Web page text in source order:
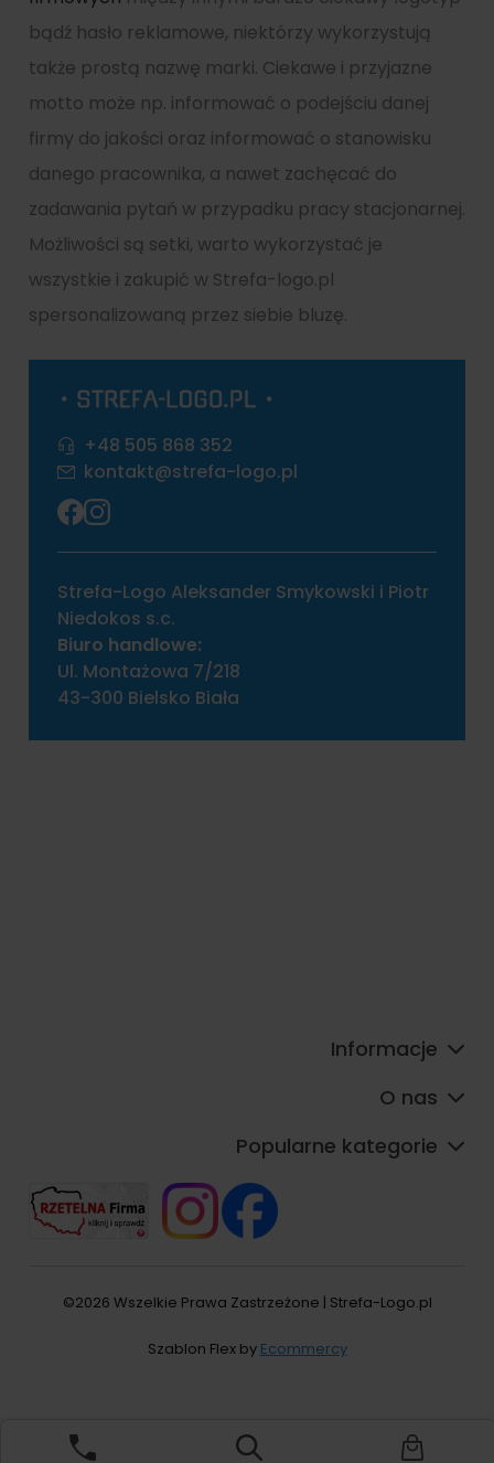
bądź hasło reklamowe, niektórzy wykorzystują
także prostą nazwę marki. Ciekawe i przyjazne
motto może np. informować o podejściu danej
firmy do jakości oraz informować o stanowisku
danego pracownika, a nawet zachęcać do
zadawania pytań w przypadku pracy stacjonarnej.
Możliwości są setki, warto wykorzystać je
wszystkie i zakupić w Strefa-logo.pl
spersonalizowaną przez siebie bluzę.
+48 505 868 352
kontakt@strefa-logo.pl
Strefa-Logo Aleksander Smykowski i Piotr
Niedokos s.c.
Biuro handlowe:
Ul. Montażowa 7/218
43-300 Bielsko Biała
Informacje
O nas
Popularne kategorie
©2026 Wszelkie Prawa Zastrzeżone | Strefa-Logo.pl
Szablon Flex by Ecommercy
Pokaż pełną wersję strony